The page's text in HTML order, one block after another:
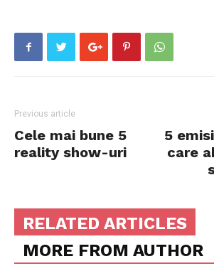
Previous article
Cele mai bune 5
reality show-uri
5
care
RELATED ARTICLES
MORE FROM AUTHOR